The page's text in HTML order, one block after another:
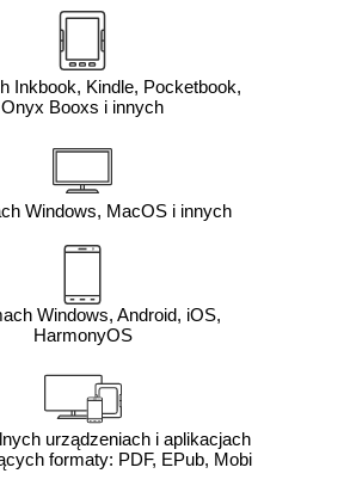
Inkbook, Kindle, Pocketbook,
Onyx Booxs i innych
Windows, MacOS i innych
Windows, Android, iOS,
HarmonyOS
urządzeniach i aplikacjach
formaty: PDF, EPub, Mobi